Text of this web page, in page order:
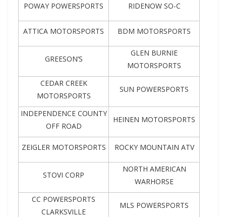
POWAY POWERSPORTS RIDENOW SO-C
ATTICA MOTORSPORTS BDM MOTORSPORTS
GREESON’S
GLEN BURNIE
MOTORSPORTS
CEDAR CREEK
MOTORSPORTS
SUN POWERSPORTS
INDEPENDENCE COUNTY
OFF ROAD
HEINEN MOTORSPORTS
ZEIGLER MOTORSPORTS ROCKY MOUNTAIN ATV
STOVI CORP
NORTH AMERICAN
WARHORSE
CC POWERSPORTS
CLARKSVILLE
MLS POWERSPORTS